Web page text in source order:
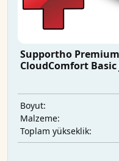
Supportho
CloudComfort
Boyut:
Malzeme:
Toplam yükseklik: